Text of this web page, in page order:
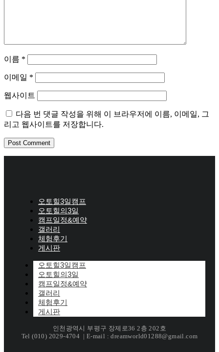
이름 *
이메일 *
웹사이트
다음 번 댓글 작성을 위해 이 브라우저에 이름, 이메일, 그
리고 웹사이트를 저장합니다.
오토힐3일캠프
오토힐의3일
캠프일정&예약
갤러리
체험후기
게시판
오토힐3일캠프
오토힐의3일
캠프일정&예약
갤러리
체험후기
게시판
인천광역시 부평구 장제로36 2층 202호
Tel (010) 2029-4704 | E-mail : dreamworld01288@gmail.com